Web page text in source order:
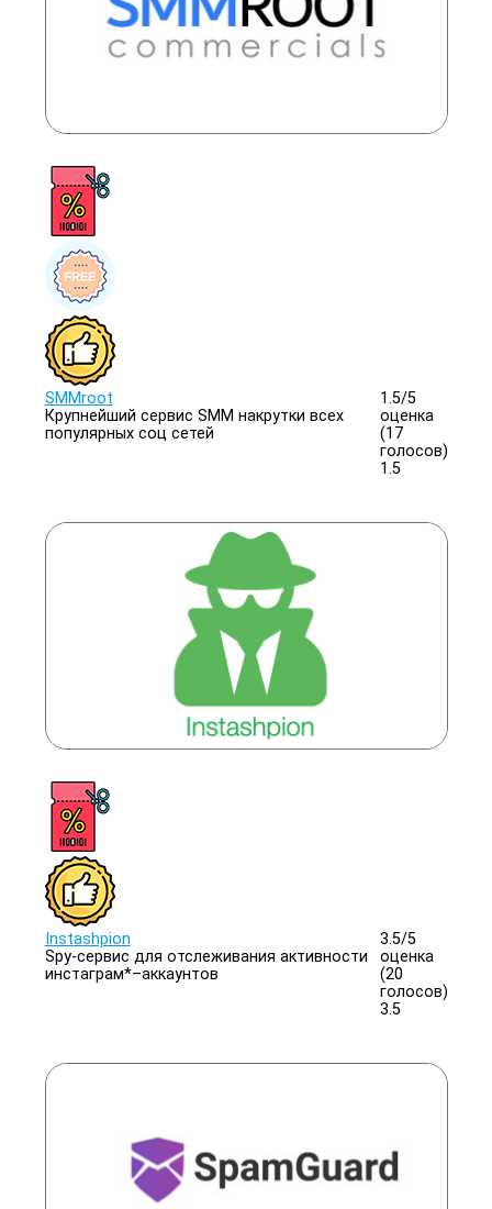
SMMroot
Крупнейший сервис SMM накрутки всех
популярных соц сетей
1.5/5
оценка
(17
голосов)
1.5
Instashpion
Spy-сервис для отслеживания активности
инстаграм*–аккаунтов
3.5/5
оценка
(20
голосов)
3.5